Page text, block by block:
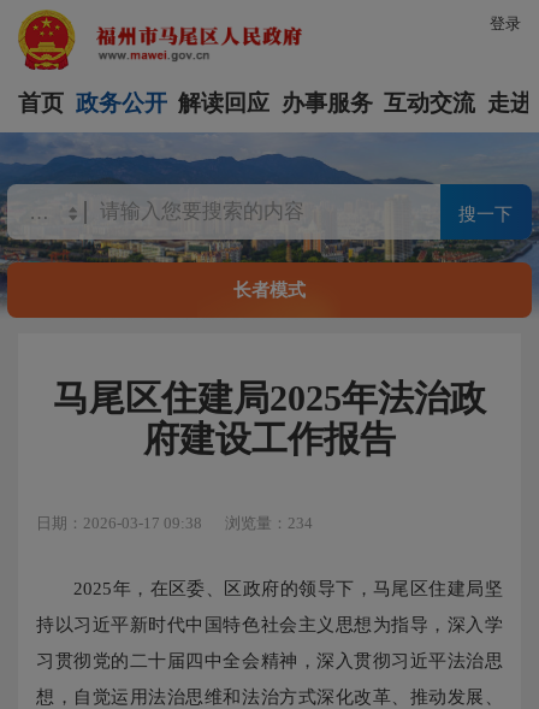
登录
首页 政务公开 解读回应 办事服务 互动交流 走进
搜一下
长者模式
马尾区住建局2025年法治政
府建设工作报告
日期：2026-03-17 09:38 浏览量：234
2025年，在区委、区政府的领导下，马尾区住建局坚
持以习近平新时代中国特色社会主义思想为指导，深入学
习贯彻党的二十届四中全会精神，深入贯彻习近平法治思
想，自觉运用法治思维和法治方式深化改革、推动发展、